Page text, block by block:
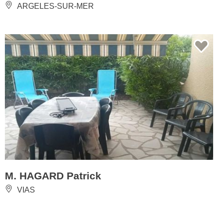
ARGELES-SUR-MER
M. HAGARD Patrick
VIAS